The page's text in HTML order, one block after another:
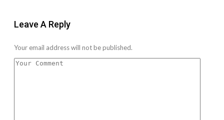
Leave A Reply
Your email address will not be published.